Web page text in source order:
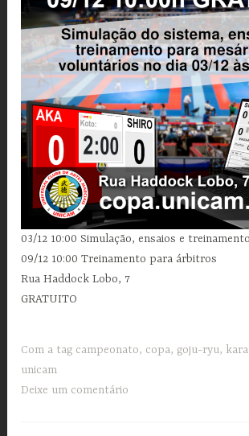
03/12 10:00 Simulação, ensaios e
09/12 10:00 Treinamento para árbitros
Rua Haddock Lobo, 7
GRATUITO
Com a tag campeonato, copa, goju-ryu,
unicam
Deixe um comentário